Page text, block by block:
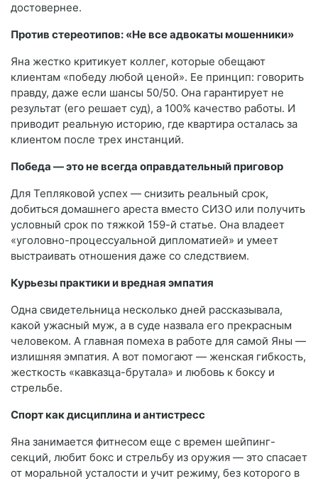
достовернее.
Против стереотипов: «Не все адвокаты мошенники»
Яна жестко критикует коллег, которые обещают
клиентам «победу любой ценой». Ее принцип: говорить
правду, даже если шансы 50/50. Она гарантирует не
результат (его решает суд), а 100% качество работы. И
приводит реальную историю, где квартира осталась за
клиентом после трех инстанций.
Победа — это не всегда оправдательный приговор
Для Тепляковой успех — снизить реальный срок,
добиться домашнего ареста вместо СИЗО или получить
условный срок по тяжкой 159-й статье. Она владеет
«уголовно-процессуальной дипломатией» и умеет
выстраивать отношения даже со следствием.
Курьезы практики и вредная эмпатия
Одна свидетельница несколько дней рассказывала,
какой ужасный муж, а в суде назвала его прекрасным
человеком. А главная помеха в работе для самой Яны —
излишняя эмпатия. А вот помогают — женская гибкость,
жесткость «кавказца-брутала» и любовь к боксу и
стрельбе.
Спорт как дисциплина и антистресс
Яна занимается фитнесом еще с времен шейпинг-
секций, любит бокс и стрельбу из оружия — это спасает
от моральной усталости и учит режиму, без которого в